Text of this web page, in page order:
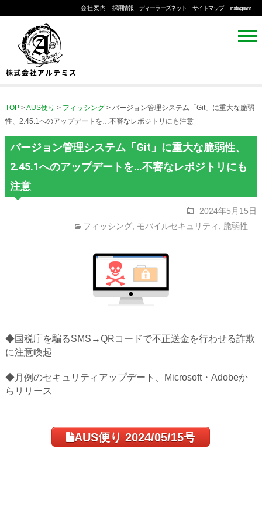
会社案内 採用情報 ディーラーズネット サイトマップ instagram
TOP>AUS便り > フィッシング> バージョン管理システム「Git」に重大な脆弱
性、2.45.1へのアップデートを…不審なレポジトリにも注意
バージョン管理システム「Git」に重大な脆弱性、
2.45.1へのアップデートを…不審なレポジトリにも
注意
2024年5月15日
フィッシング モバイルセキュリティ 脆弱性
◆国税庁を騙るSMS→QRコードで不正送金を行わせる詐欺
に注意喚起
◆月例のセキュリティアップデート、Microsoft・Adobeか
らリリース
AUS便り 2024/05/15号